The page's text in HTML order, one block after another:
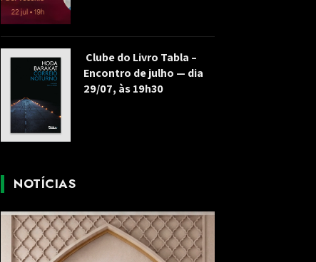
Clube do Livro Tabla –
Encontro de julho — dia
29/07, às 19h30
NOTÍCIAS